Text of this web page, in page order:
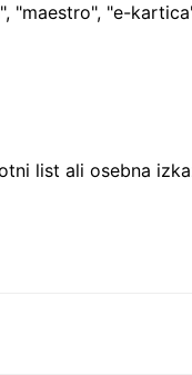
"maestro", "e-
list ali osebna